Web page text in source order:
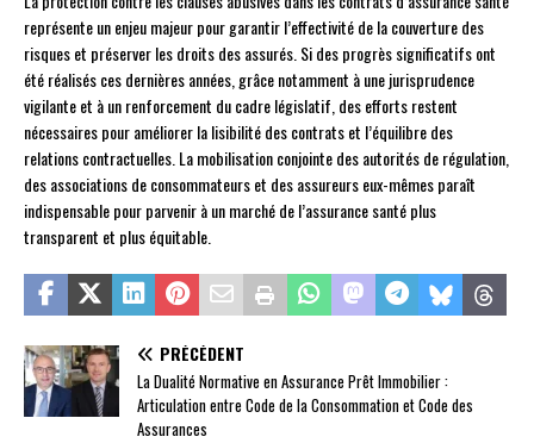
représente un enjeu majeur pour garantir l’effectivité de la couverture des
risques et préserver les droits des assurés. Si des progrès significatifs ont
été réalisés ces dernières années, grâce notamment à une jurisprudence
vigilante et à un renforcement du cadre législatif, des efforts restent
nécessaires pour améliorer la lisibilité des contrats et l’équilibre des
relations contractuelles. La mobilisation conjointe des autorités de régulation,
des associations de consommateurs et des assureurs eux-mêmes paraît
indispensable pour parvenir à un marché de l’assurance santé plus
transparent et plus équitable.
PRÉCÉDENT
La Dualité Normative en Assurance Prêt Immobilier :
Articulation entre Code de la Consommation et Code des
Assurances